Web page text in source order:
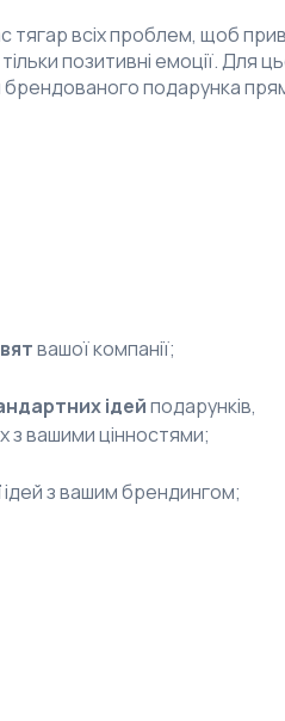
тягар всіх проблем, щоб
позитивні емоції.
брендованого подарунка
вашої компанії;
ідейподарунків,
з вашими цінностями;
ідей з вашим брендингом;